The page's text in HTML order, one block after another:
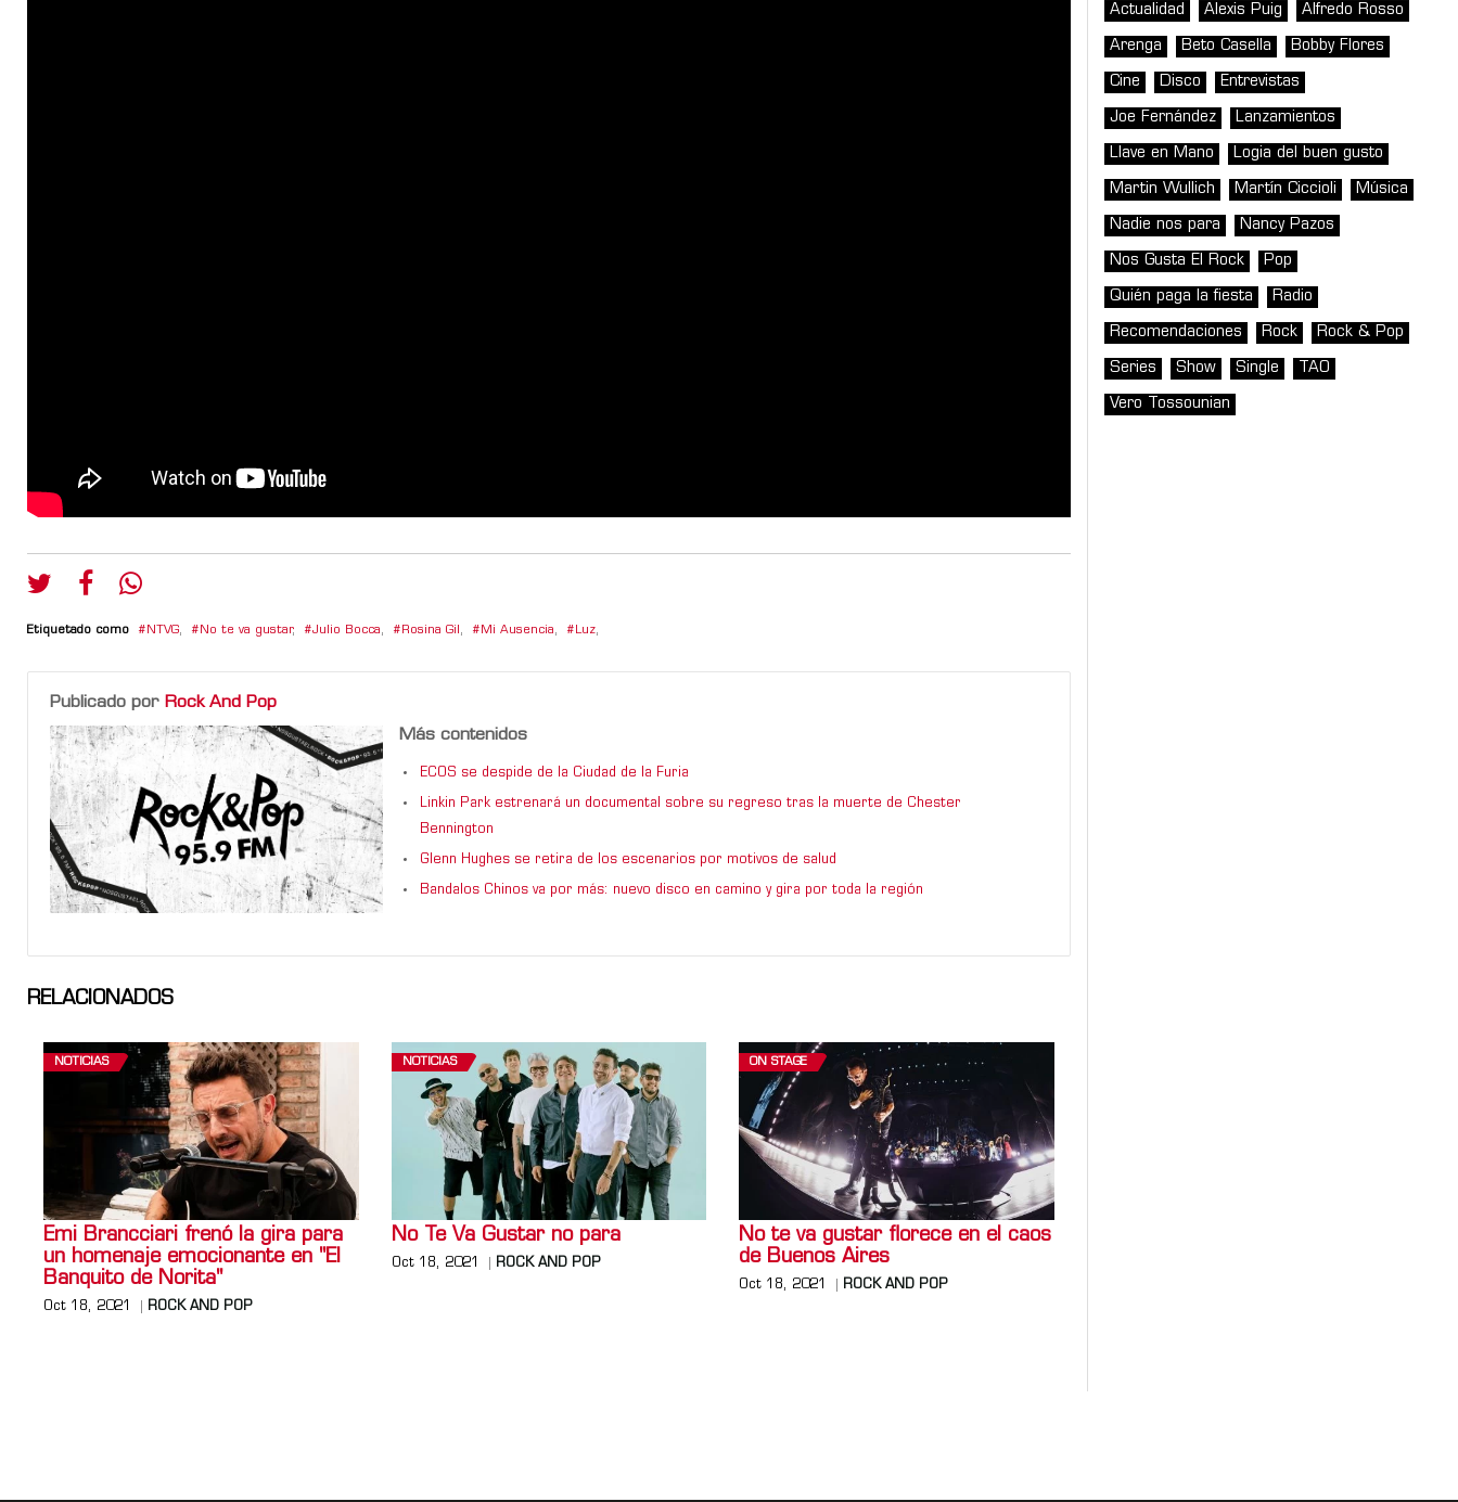
Etiquetado como NTVG, No te va gustar, Julio Bocca, Rosina Gil, Mi Ausencia, Luz,
Publicado por Rock And Pop
Más contenidos
ECOS se despide de la Ciudad de la Furia
Linkin Park estrenará un documental sobre su regreso tras la muerte de Chester
Bennington
Glenn Hughes se retira de los escenarios por motivos de salud
Bandalos Chinos va por más: nuevo disco en camino y gira por toda la región
RELACIONADOS
NOTICIAS
Emi Brancciari frenó la gira para
un homenaje emocionante en "El
Banquito de Norita"
Oct 18, 2021 ROCK AND POP
NOTICIAS
No Te Va Gustar no para
Oct 18, 2021 ROCK AND POP
ON STAGE
No te va gustar florece en el caos
de Buenos Aires
Oct 18, 2021 ROCK AND POP
Actualidad Alexis Puig Alfredo Rosso
Arenga Beto Casella Bobby Flores
Cine Disco Entrevistas
Joe Fernández Lanzamientos
Llave en Mano Logia del buen gusto
Martin Wullich Martín Ciccioli Música
Nadie nos para Nancy Pazos
Nos Gusta El Rock Pop
Quién paga la fiesta Radio
Recomendaciones Rock Rock & Pop
Series Show Single TAO
Vero Tossounian